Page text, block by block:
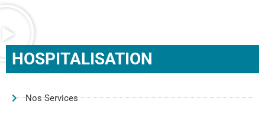
HOSPITALISATION
Nos Services